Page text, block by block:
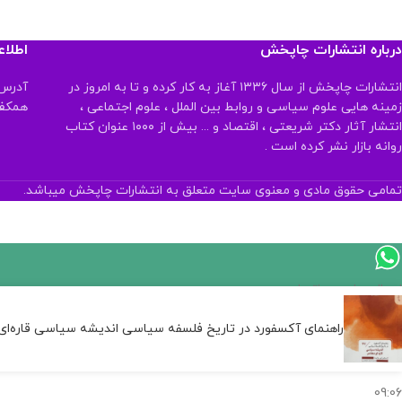
درباره انتشارات چاپخش
انتشارات چاپخش از سال ۱۳۳۶ آغاز به کار کرده و تا به امروز در
زمینه هایی علوم سیاسی و روابط بین الملل ، علوم اجتماعی ،
انتشار آثار دکتر شریعتی ، اقتصاد و ... بیش از ۱۰۰۰ عنوان کتاب
روانه بازار نشر کرده است .
همکف
تمامی حقوق مادی و معنوی سایت متعلق به انتشارات چاپخش میباشد.
راهنمای آکسفورد در تاریخ فلسفه سیاسی اندیشه سیاسی
اگر
موجود
نیست,
شاید
تهیه